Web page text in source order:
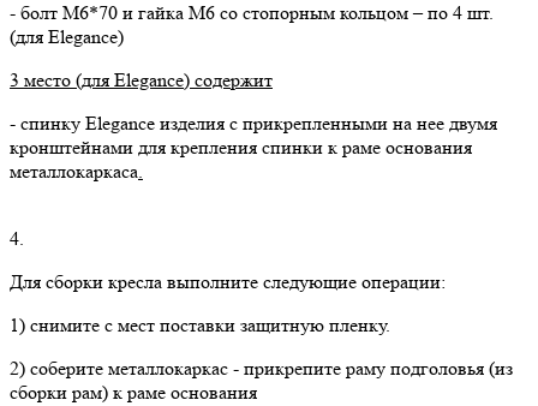
- болт М6*70 и гайка М6 со стопорным кольцом – по 4 шт.
(для Elegance)
3 место (для Elegance) содержит
- спинку Elegance изделия с прикрепленными на нее двумя
кронштейнами для крепления спинки к раме основания
металлокаркаса.
4.
Для сборки кресла выполните следующие операции:
1) снимите с мест поставки защитную пленку.
2) соберите металлокаркас - прикрепите раму подголовья (из
сборки рам) к раме основания